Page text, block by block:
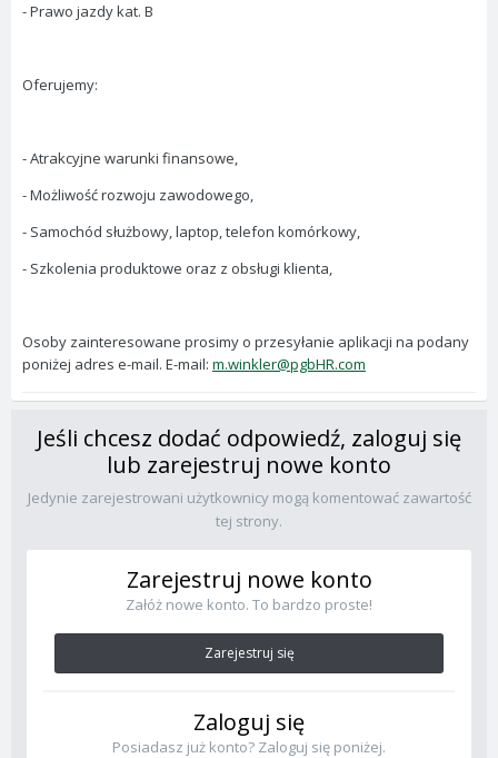
- Prawo jazdy kat. B
Oferujemy:
- Atrakcyjne warunki finansowe,
- Możliwość rozwoju zawodowego,
- Samochód służbowy, laptop, telefon komórkowy,
- Szkolenia produktowe oraz z obsługi klienta,
Osoby zainteresowane prosimy o przesyłanie aplikacji na podany
poniżej adres e-mail. E-mail: m.winkler@pgbHR.com
Jeśli chcesz dodać odpowiedź, zaloguj się
lub zarejestruj nowe konto
Jedynie zarejestrowani użytkownicy mogą komentować zawartość
tej strony.
Zarejestruj nowe konto
Załóż nowe konto. To bardzo proste!
Zarejestruj się
Zaloguj się
Posiadasz już konto? Zaloguj się poniżej.